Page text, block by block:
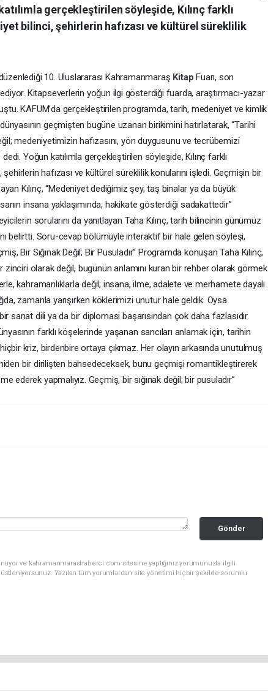
gerçekleştirilen söyleşide, Kılınç farklı
bilinci, şehirlerin hafızası ve kültürel süreklilik
10. Uluslararası Kahramanmaraş KitapFuarı, son
Kitapseverlerin yoğun ilgi gösterdiği fuarda, araştırmacı-yazar
KAFUM’da gerçekleştirilen programda, tarih, medeniyet ve kimlik
geçmişten bugüne uzanan birikimini hatırlatarak, “Tarihi
medeniyetimizin hafızasını, yön duygusunu ve tecrübemizi
Yoğun katılımla gerçekleştirilen söyleşide, Kılınç farklı
hafızası ve kültürel süreklilik konularını işledi. Geçmişin bir
Kılınç, “Medeniyet dediğimiz şey, taş binalar ya da büyük
insana yaklaşımında, hakikate gösterdiği sadakattedir”
sorularını da yanıtlayan Taha Kılınç, tarih bilincinin günümüz
belirtti. Soru-cevap bölümüyle interaktif bir hale gelen söyleşi,
Bir Sığınak Değil; Bir Pusuladır” Programda konuşan Taha Kılınç,
zinciri olarak değil, bugünün anlamını kuran bir rehber olarak görmek
kahramanlıklarla değil; insana, ilme, adalete ve merhamete dayalı
zamanla yarışırken köklerimizi unutur hale geldik. Oysa
sanat dili ya da bir diplomasi başarısından çok daha fazlasıdır.
farklı köşelerinde yaşanan sancıları anlamak için, tarihin
kriz, birdenbire ortaya çıkmaz. Her olayın arkasında unutulmuş
bir dirilişten bahsedeceksek, bunu geçmişi romantikleştirerek
ederek yapmalıyız. Geçmiş, bir sığınak değil; bir pusuladır”
Gönder
ve kahramanmarashaberci.com sitesine yaptığınız yorumunuzla ilgili
üstleniyorsunuz. Yazılan tüm yorumlardan site yönetimi hiçbir şekilde sorumlu